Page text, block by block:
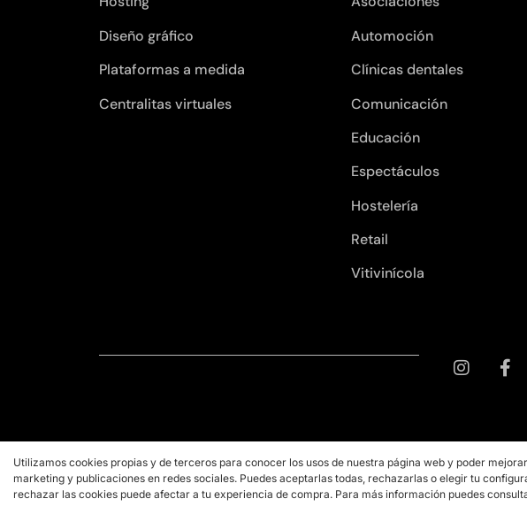
Diseño gráfico
Plataformas a medida
Centralitas virtuales
Automoción
Clínicas dentales
Comunicación
Educación
Espectáculos
Hostelería
Retail
Vitivinícola
Utilizamos cookies propias y de terceros para conocer los usos de nuestra página web y poder
marketing y publicaciones en redes sociales. Puedes aceptarlas todas, rechazarlas o elegir tu
rechazar las cookies puede afectar a tu experiencia de compra. Para más información puedes